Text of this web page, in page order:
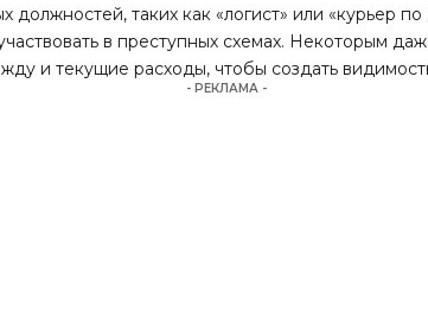
должностей, таких как «логист» или «курьер
в преступных схемах. Некоторым
и текущие расходы, чтобы создать
- РЕКЛАМА -